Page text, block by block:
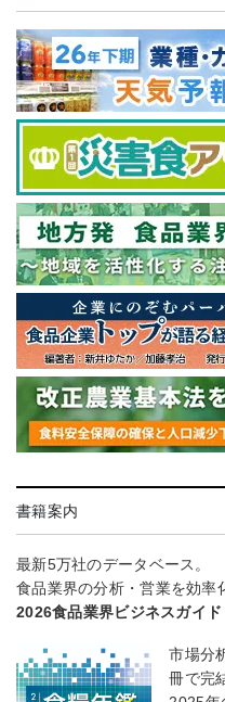
書籍案内
最新5万社のデータベース。
食品業界の分析・営業を効率
2026食品業界ビジネスガイド
市場分
冊で完